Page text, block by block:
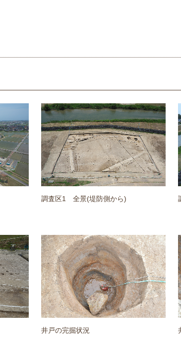
調査区1 全景(堤防側から)
井戸の完掘状況